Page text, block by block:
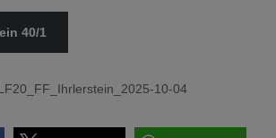
40/1
10-04